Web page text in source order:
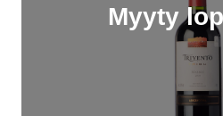
Myyty